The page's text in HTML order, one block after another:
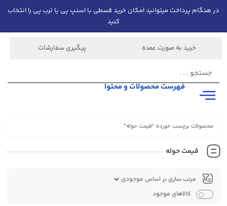
در هنگام پرداخت میتوانید امکان خرید قسطی با اسنپ پی یا ترب پی را انتخاب
کنید
خرید به صورت عمده پیگیری سفارشات
فهرست محصولات و محتوا
محصولات برچسب خورده “قیمت حوله”
قیمت حوله
کالاهای موجود